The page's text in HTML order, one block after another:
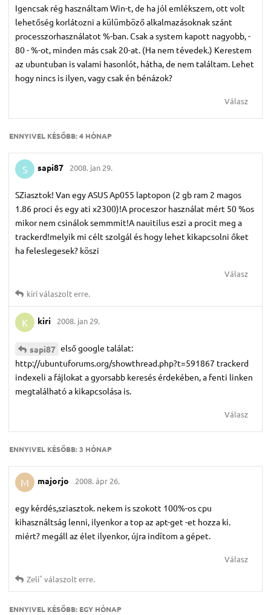
Igencsak rég használtam Win-t, de ha jól emlékszem, ott volt
lehetőség korlátozni a külümböző alkalmazásoknak szánt
processzorhasználatot %-ban. Csak a system kapott nagyobb, -
80 - %-ot, minden más csak 20-at. (Ha nem tévedek.) Kerestem
az ubuntuban is valami hasonlót, hátha, de nem találtam. Lehet
hogy nincs is ilyen, vagy csak én bénázok?
Válasz
ENNYIVEL KÉSŐBB:4 HÓNAP
S sapi87 2008. jan 29.
SZiasztok! Van egy ASUS Ap055 laptopon (2 gb ram 2 magos
1.86 proci és egy ati x2300)!A proceszor használat mért 50 %os
mikor nem csinálok semmmit!A nauitilus eszi a procit meg a
trackerd!melyik mi célt szolgál és hogy lehet kikapcsolni őket
ha feleslegesek? köszi
Válasz
kiriválaszolt erre.
K kiri 2008. jan 29.
sapi87 első google találat:
http://ubuntuforums.org/showthread.php?t=591867 trackerd
indexeli a fájlokat a gyorsabb keresés érdekében, a fenti linken
megtalálható a kikapcsolása is.
Válasz
ENNYIVEL KÉSŐBB:3 HÓNAP
M majorjo 2008. ápr 26.
egy kérdés,sziasztok. nekem is szokott 100%-os cpu
kihasználtság lenni, ilyenkor a top az apt-get -et hozza ki.
miért? megáll az élet ilyenkor, újra indítom a gépet.
Válasz
Zeli˚ válaszolt erre.
ENNYIVEL KÉSŐBB: EGY HÓNAP